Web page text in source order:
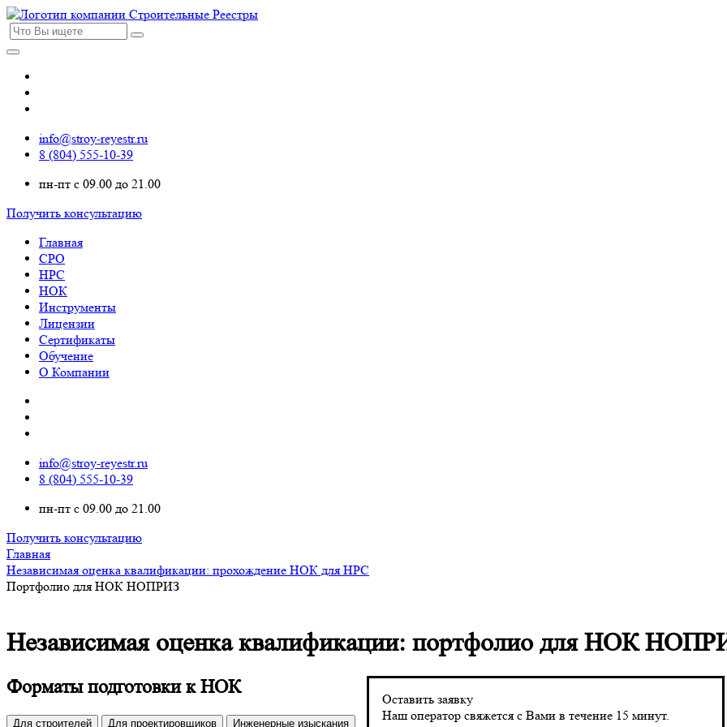
info@stroy-reyestr.ru
8 (804) 555-10-39
пн-пт с 09.00 до 21.00
Получить консультацию
Главная
СРО
НРС
НОК
Инструменты
Лицензии
Сертификаты
Обучение
О Компании
info@stroy-reyestr.ru
8 (804) 555-10-39
пн-пт с 09.00 до 21.00
Получить консультацию
Главная
Независимая оценка квалификации: прохождение НОК для НРС
Портфолио для НОК НОПРИЗ
Независимая оценка квалификации: портфолио для НОК
Оставить заявку
Наш оператор свяжется с Вами в течение 15 минут.
Форматы подготовки к НОК
Для строителей Для проектировщиков Инженерные изыскания